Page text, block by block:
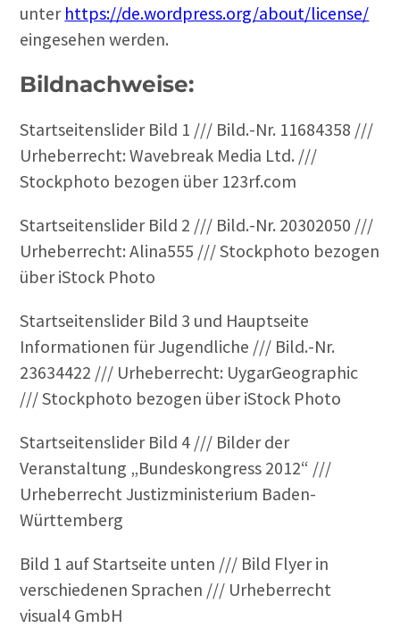
unter https://de.wordpress.org/about/license/
eingesehen werden.
Bildnachweise:
Startseitenslider Bild 1 /// Bild.-Nr. 11684358 ///
Urheberrecht: Wavebreak Media Ltd. ///
Stockphoto bezogen über 123rf.com
Startseitenslider Bild 2 /// Bild.-Nr. 20302050 ///
Urheberrecht: Alina555 /// Stockphoto bezogen
über iStock Photo
Startseitenslider Bild 3 und Hauptseite
Informationen für Jugendliche /// Bild.-Nr.
23634422 /// Urheberrecht: UygarGeographic
/// Stockphoto bezogen über iStock Photo
Startseitenslider Bild 4 /// Bilder der
Veranstaltung „Bundeskongress 2012“ ///
Urheberrecht Justizministerium Baden-
Württemberg
Bild 1 auf Startseite unten /// Bild Flyer in
verschiedenen Sprachen /// Urheberrecht
visual4 GmbH